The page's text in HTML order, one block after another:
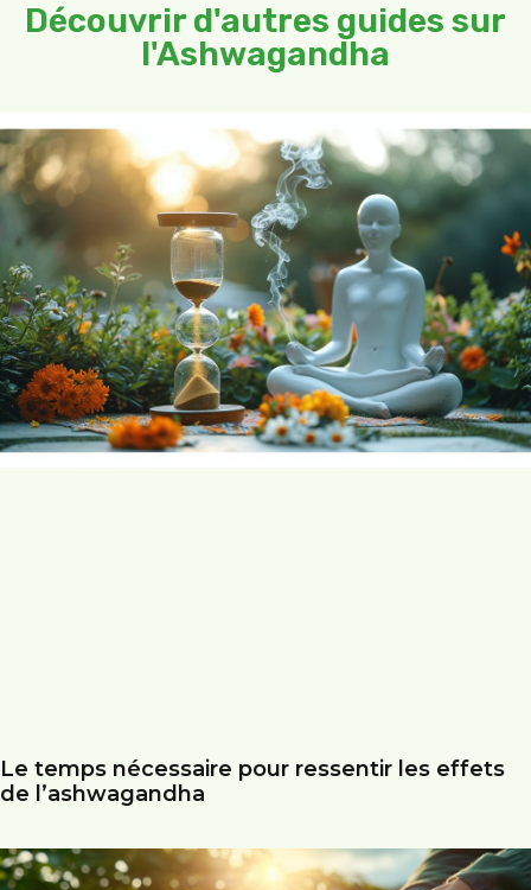
Découvrir d'autres guides sur
l'Ashwagandha
Le temps nécessaire pour ressentir les effets
de l’ashwagandha